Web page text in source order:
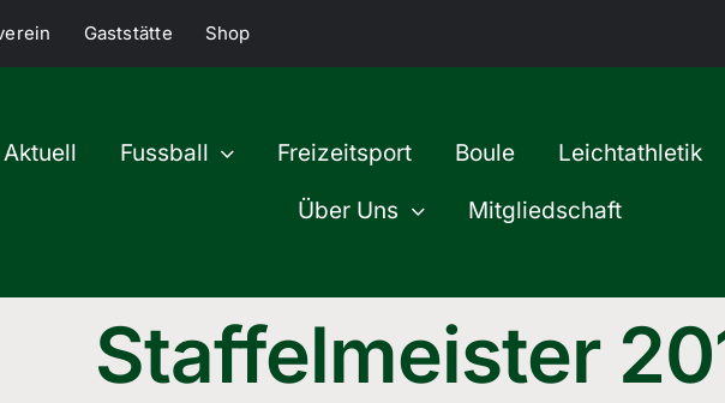
Gaststätte Shop
Aktuell Fussball Freizeitsport Boule Leichtathletik
Über Uns Mitgliedschaft
Staffelmeister